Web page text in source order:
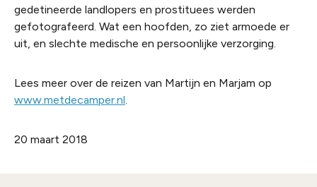
gedetineerde landlopers en prostituees werden
gefotografeerd. Wat een hoofden, zo ziet armoede er
uit, en slechte medische en persoonlijke verzorging.
Lees meer over de reizen van Martijn en Marjam op
www.metdecamper.nl
20 maart 2018